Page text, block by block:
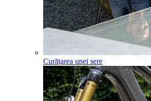
Curățarea unei sere